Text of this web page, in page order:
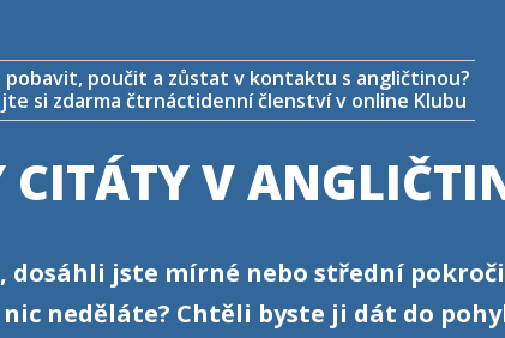
pobavit, poučit a zůstat v kontaktu s angličtinou?
si zdarma čtrnáctidenní členství v online Klubu
CITÁTY V
jste mírné nebo střední
neděláte? Chtěli byste ji dát do